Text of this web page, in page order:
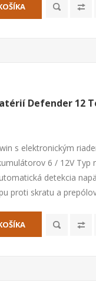
Defender 12
s elektronickým
6 / 12V Typ
detekcia
proti skratu a